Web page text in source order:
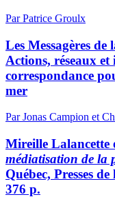
Par Patrice Groulx
Les Messagères
Actions, réseaux
correspondance
mer
Par Jonas Campion et
Mireille Lalancette
médiatisation de la
Québec, Presses
376 p.